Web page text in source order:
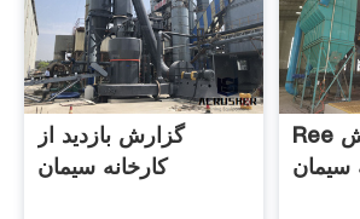
گزارش بازدید از
کارخانه سیمان
Ree گزارش گزارش
سیمان